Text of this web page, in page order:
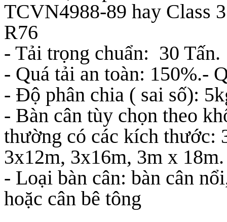
TCVN4988-89 hay Class
R76
- Tải trọng chuẩn: 30 Tấn.
- Quá tải an toàn: 150%.-
- Độ phân chia ( sai số):
- Bàn cân tùy chọn theo
thường có các kích thước:
3x12m, 3x16m, 3m x 18m.
- Loại bàn cân: bàn cân
hoặc cân bê tông